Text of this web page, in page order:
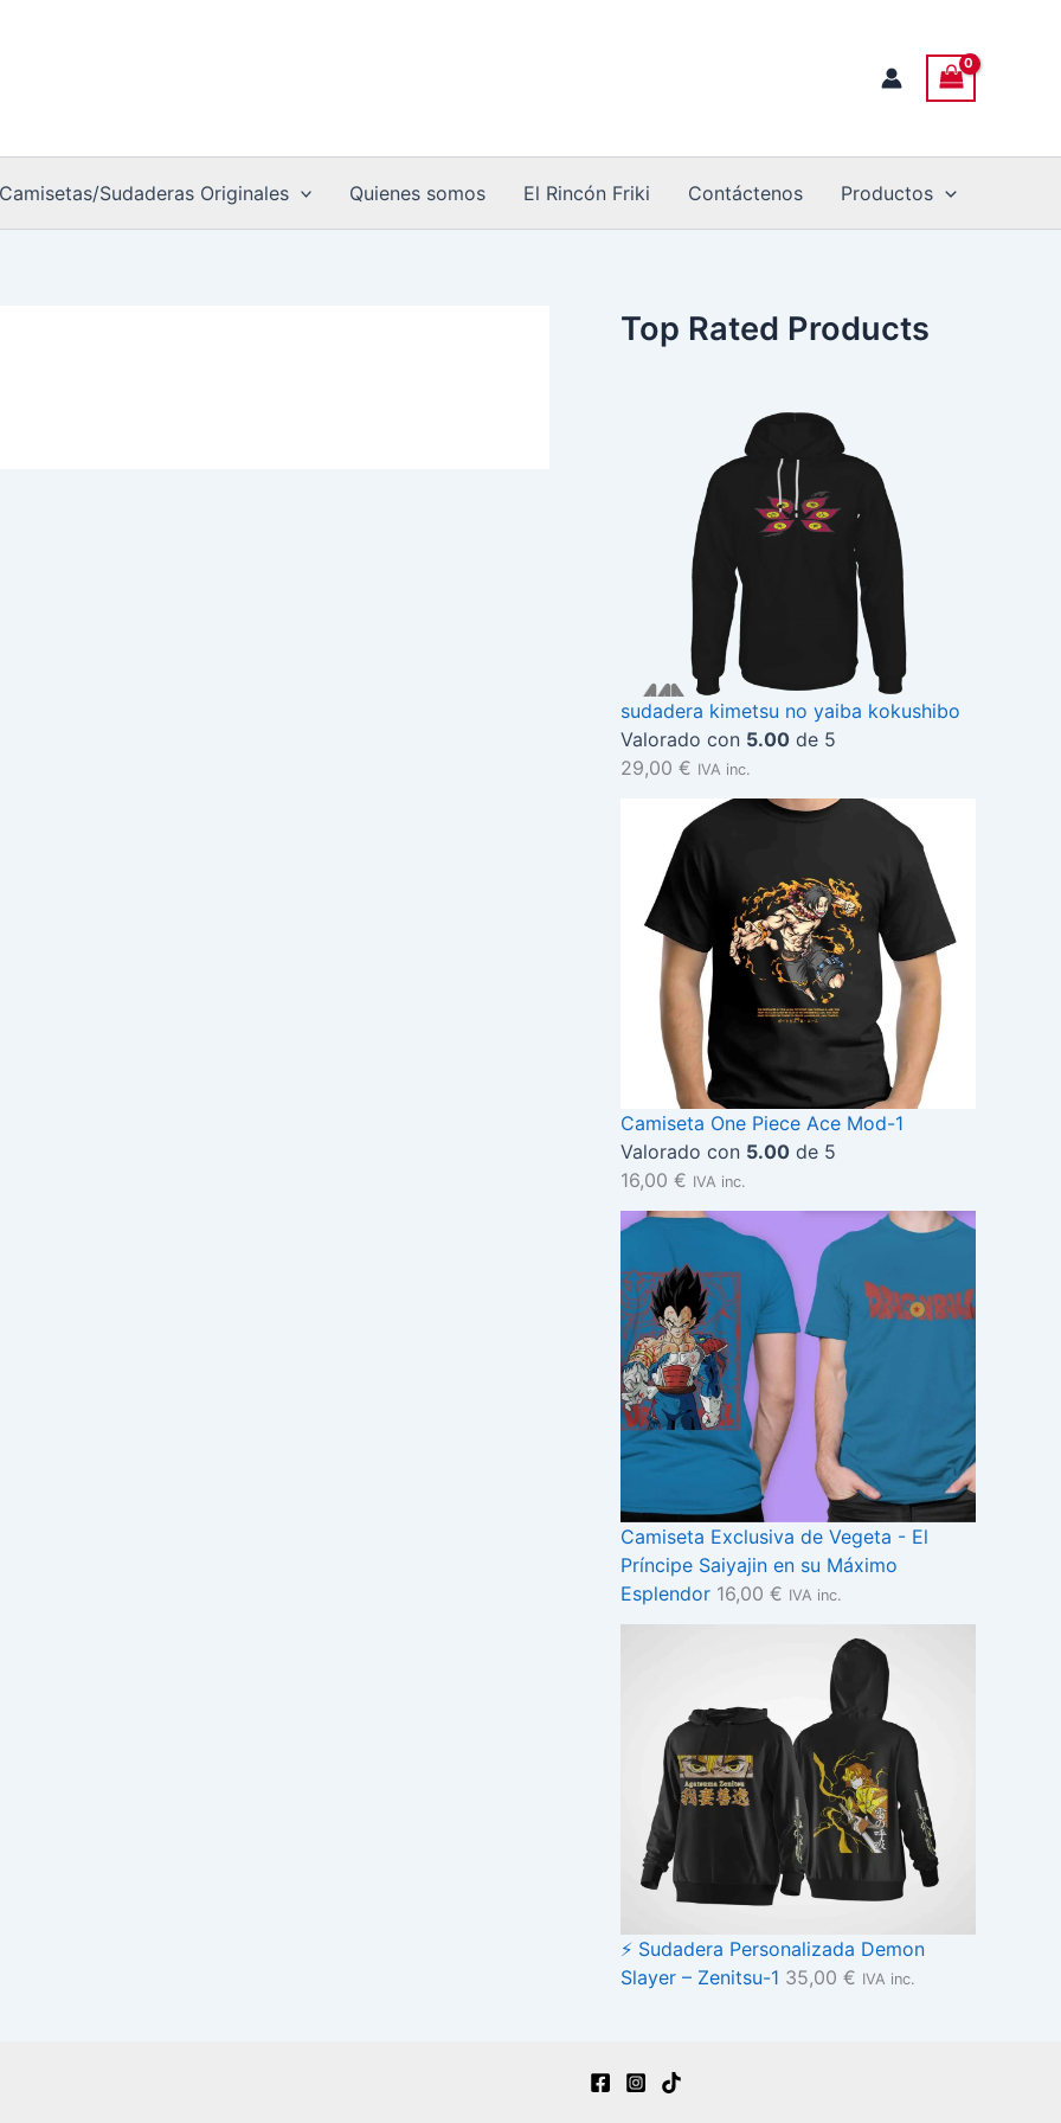
Camisetas/Sudaderas Originales Quienes somos El Rincón Friki Contáctenos Productos
Top Rated Products
sudadera kimetsu no yaiba kokushibo
Valorado con 5.00 de 5
29,00 € IVA inc.
Camiseta One Piece Ace Mod-1
Valorado con 5.00 de 5
16,00 € IVA inc.
Camiseta Exclusiva de Vegeta - El
Príncipe Saiyajin en su Máximo
Esplendor 16,00 € IVA inc.
⚡ Sudadera Personalizada Demon
Slayer – Zenitsu-1 35,00 € IVA inc.